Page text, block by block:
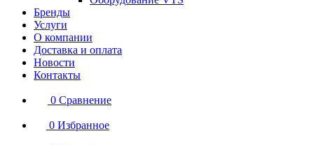
Бренды
Услуги
О компании
Доставка и оплата
Новости
Контакты
0 Сравнение
0 Избранное